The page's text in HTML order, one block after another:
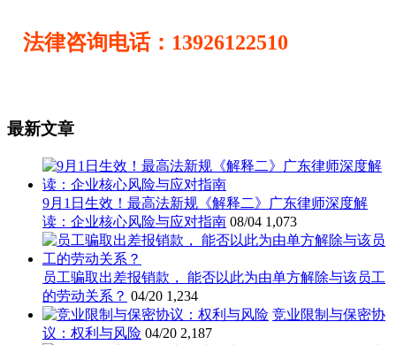
法律咨询电话：13926122510
最新文章
9月1日生效！最高法新规《解释二》广东律师深度解
读：企业核心风险与应对指南 08/04 1,073
员工骗取出差报销款， 能否以此为由单方解除与该员工
的劳动关系？ 04/20 1,234
竞业限制与保密协
议：权利与风险 04/20 2,187